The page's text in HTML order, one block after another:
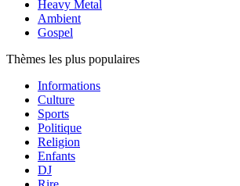
Heavy Metal
Ambient
Gospel
Thèmes les plus populaires
Informations
Culture
Sports
Politique
Religion
Enfants
DJ